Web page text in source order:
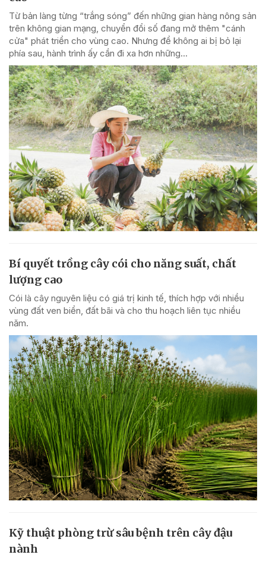
Từ bản làng từng “trắng sóng” đến những gian hàng nông sản
trên không gian mạng, chuyển đổi số đang mở thêm "cánh
cửa" phát triển cho vùng cao. Nhưng để không ai bị bỏ lại
phía sau, hành trình ấy cần đi xa hơn những...
Bí quyết trồng cây cói cho năng suất, chất
lượng cao
Cói là cây nguyên liệu có giá trị kinh tế, thích hợp với nhiều
vùng đất ven biển, đất bãi và cho thu hoạch liên tục nhiều
năm.
Kỹ thuật phòng trừ sâu bệnh trên cây đậu
nành